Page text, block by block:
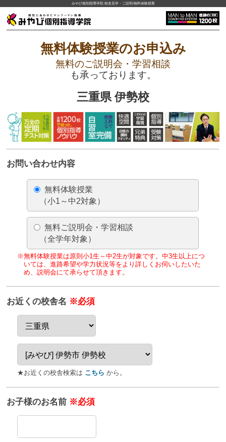
みやび個別指導学院 校舎見学・ご説明/無料体験授業
無料体験授業のお申込み
無料のご説明会・学習相談
も承っております。
三重県 伊勢校
お問い合わせ内容
無料体験授業
（小1～中2対象）
無料ご説明会・学習相談
（全学年対象）
※無料体験授業は原則小1生～中2生が対象です。中3生以上につ
いては、進路希望や学力状況等をより詳しくお伺いしたいた
め、説明会にて承らせて頂きます。
お近くの校舎名 ※必須
★お近くの校舎検索は こちら から。
お子様のお名前 ※必須